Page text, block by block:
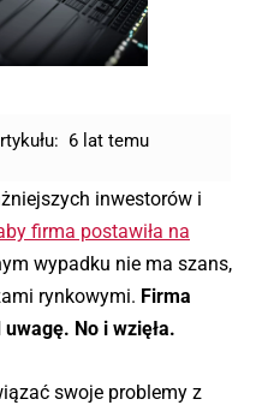
6 lat temu
inwestorów i
firma postawiła na
wypadku nie ma szans,
rynkowymi. Firma
No i wzięła.
swoje problemy z